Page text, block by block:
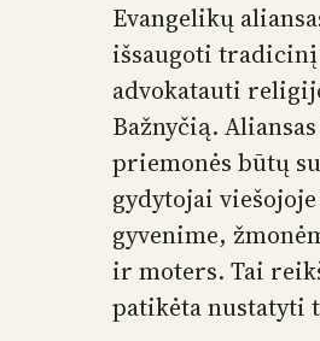
Evangelikų
išsaugoti tradicinį
advokatauti
Bažnyčią.
priemonės būtų
gydytojai
gyvenime,
ir moters. Tai
patikėta nustatyti